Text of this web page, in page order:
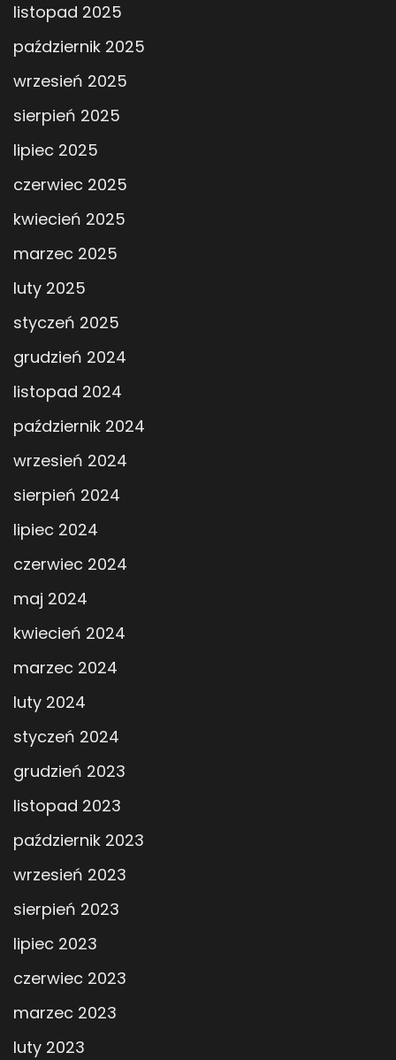
listopad 2025
październik 2025
wrzesień 2025
sierpień 2025
lipiec 2025
czerwiec 2025
kwiecień 2025
marzec 2025
luty 2025
styczeń 2025
grudzień 2024
listopad 2024
październik 2024
wrzesień 2024
sierpień 2024
lipiec 2024
czerwiec 2024
maj 2024
kwiecień 2024
marzec 2024
luty 2024
styczeń 2024
grudzień 2023
listopad 2023
październik 2023
wrzesień 2023
sierpień 2023
lipiec 2023
czerwiec 2023
marzec 2023
luty 2023